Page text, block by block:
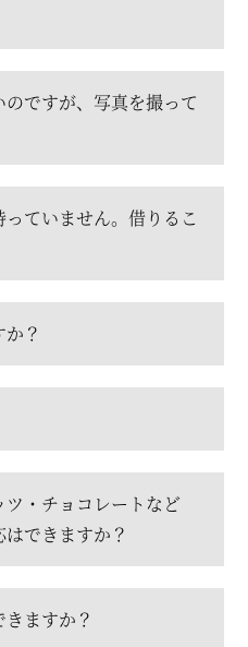
ですが、写真を撮って
ていません。借りるこ
？
ツ・チョコレートなど
できますか？
ますか？